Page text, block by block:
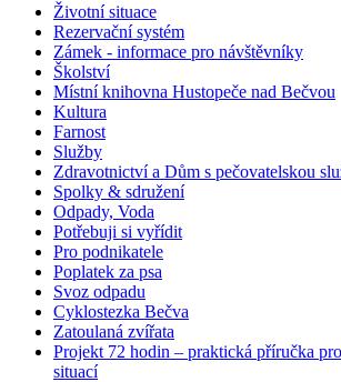
Životní situace
Rezervační systém
Zámek - informace pro návštěvníky
Školství
Místní knihovna Hustopeče nad Bečvou
Kultura
Farnost
Služby
Zdravotnictví a Dům s pečovatelskou
Spolky & sdružení
Odpady, Voda
Potřebuji si vyřídit
Pro podnikatele
Poplatek za psa
Svoz odpadu
Cyklostezka Bečva
Zatoulaná zvířata
Projekt 72 hodin – praktická příručka
situací